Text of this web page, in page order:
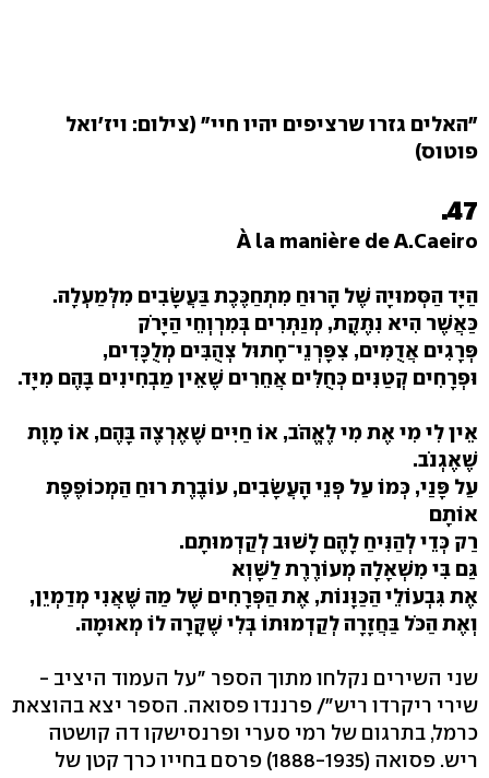
"האלים גזרו שרציפים יהיו חיי" (צילום: ויז'ואל
פוטוס)
47.
À la manière de A.Caeiro
הַיָּד הַסְּמוּיָה שֶׁל הָרוּחַ מִתְחַכֶּכֶת בַּעֲשָׂבִים מִלְּמַעְלָה.
כַּאֲשֶׁר הִיא נִתֶּקֶת, מְנַתְּרִים בְּמִרְוְחֵי הַיָּרֹק
פְּרָגִים אֲדֻמִּים, צִפָּרְנֵי־חָתוּל צְהֻבִּים מְלֻכָּדִים,
וּפְרָחִים קְטַנִּים כְּחֻלִּים אֲחֵרִים שֶׁאֵין מַבְחִינִים בָּהֶם מִיָּד.
אֵין לִי מִי אֶת מִי לֶאֱהֹב, אוֹ חַיִּים שֶׁאֶרְצֶה בָּהֶם, אוֹ מָוֶת
שֶׁאֶגְנֹב.
עַל פָּנַי, כְּמוֹ עַל פְּנֵי הָעֲשָׂבִים, עוֹבֶרֶת רוּחַ הַמְכוֹפֶפֶת
אוֹתָם
רַק כְּדֵי לְהַנִּיחַ לָהֶם לָשׁוּב לְקַדְמוּתָם.
גַּם בִּי מִשְׁאָלָה מְעוֹרֶרֶת לַשָּׁוְא
אֶת גִּבְעוֹלֵי הַכַּוָּנוֹת, אֶת הַפְּרָחִים שֶׁל מַה שֶּׁאֲנִי מְדַמְיֵן,
וְאֶת הַכֹּל בַּחֲזָרָה לְקַדְמוּתוֹ בְּלִי שֶׁקָּרָה לוֹ מְאוּמָה.
שני השירים נקלחו מתוך הספר "על העמוד היציב -
שירי ריקרדו ריש"/ פרננדו פסואה. הספר יצא בהוצאת
כרמל, בתרגום של רמי סערי ופרנסישקו דה קושטה
ריש. פסואה (1888-1935) פרסם בחייו כרך קטן של